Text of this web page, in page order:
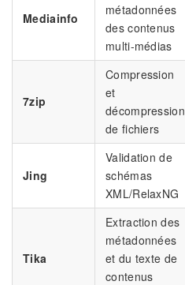
Mediainfo
métadonnées
des contenus
multi-médias
7zip
Compression
et
décompression
de fichiers
Jing
Validation de
schémas
XML/RelaxNG
Tika
Extraction des
métadonnées
et du texte de
contenus